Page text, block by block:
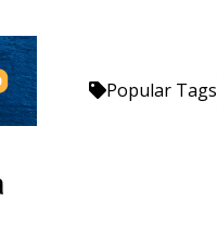
Popular Tags